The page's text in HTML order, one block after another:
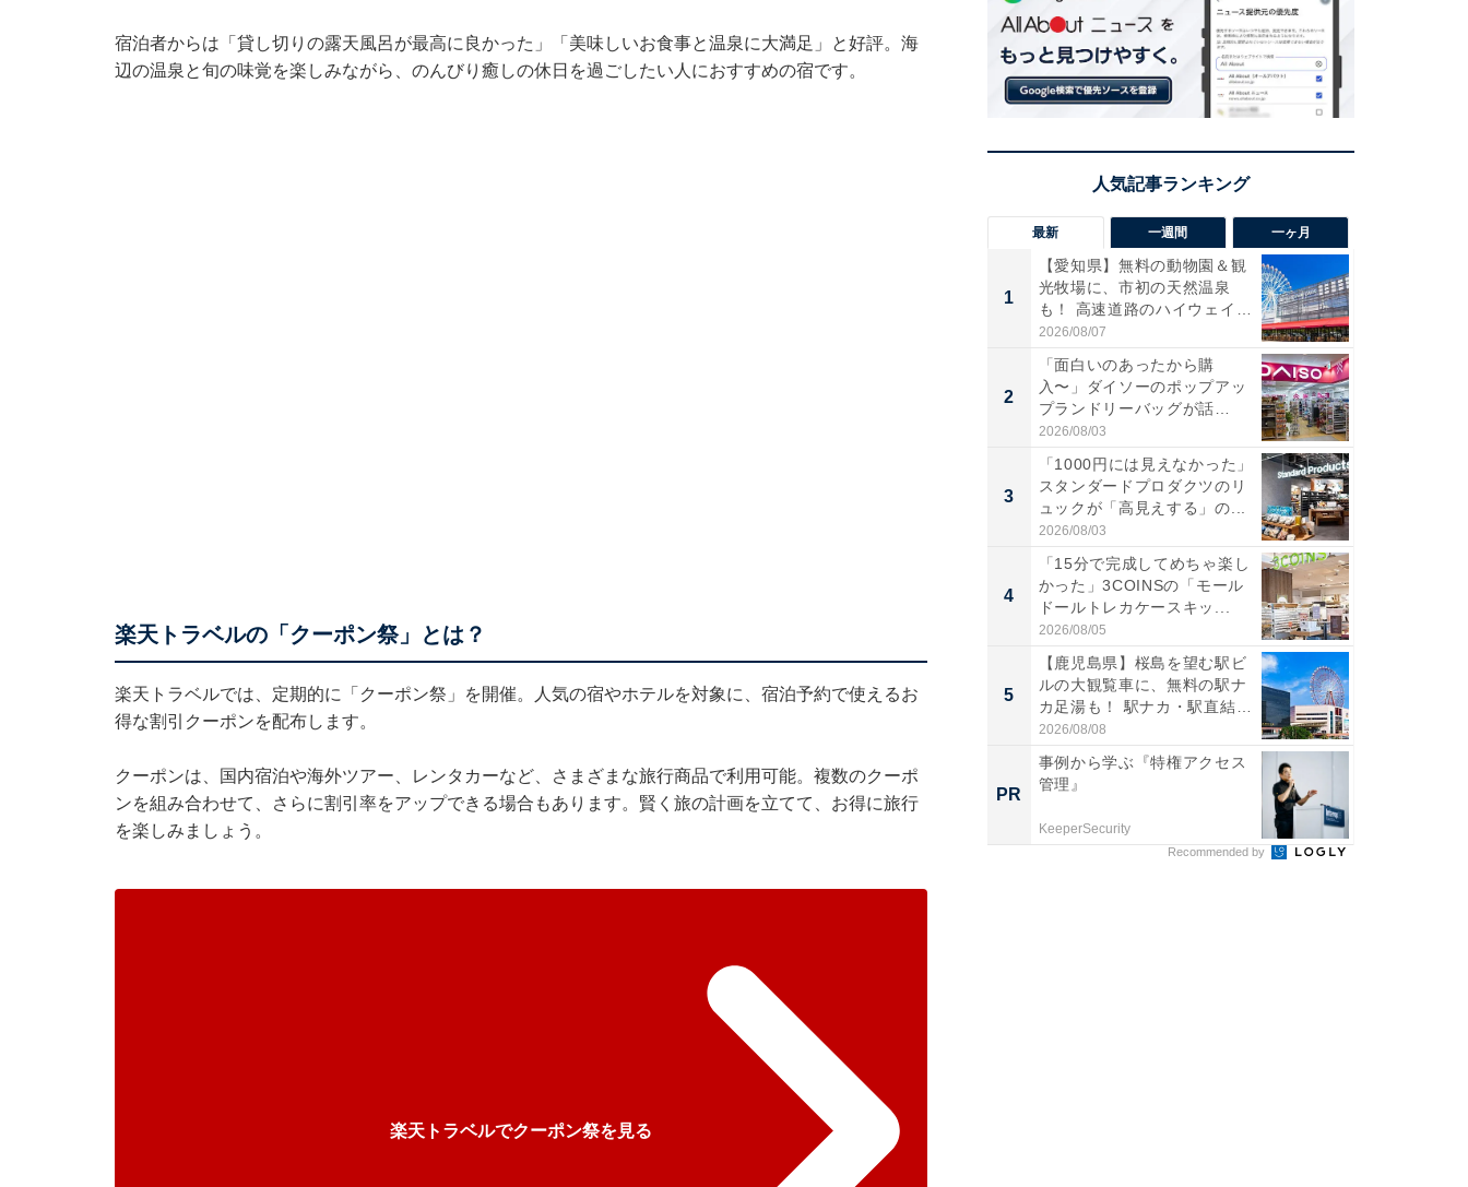
宿泊者からは「貸し切りの露天風呂が最高に良かった」「美味しいお食事と温泉に大満足」と好評。海
辺の温泉と旬の味覚を楽しみながら、のんびり癒しの休日を過ごしたい人におすすめの宿です。
楽天トラベルの「クーポン祭」とは？
楽天トラベルでは、定期的に「クーポン祭」を開催。人気の宿やホテルを対象に、宿泊予約で使えるお
得な割引クーポンを配布します。
クーポンは、国内宿泊や海外ツアー、レンタカーなど、さまざまな旅行商品で利用可能。複数のクーポ
ンを組み合わせて、さらに割引率をアップできる場合もあります。賢く旅の計画を立てて、お得に旅行
を楽しみましょう。
楽天トラベルでクーポン祭を見る
最新 一週間 一ヶ月
1
【愛知県】無料の動物園＆観
光牧場に、市初の天然温泉
も！ 高速道路のハイウェイオ
ア...
2026/08/07
2
「面白いのあったから購
入〜」ダイソーのポップアッ
プランドリーバッグが話
題。“さま...
2026/08/03
3
「1000円には見えなかった」
スタンダードプロダクツのリ
ュックが「高見えする」の...
2026/08/03
4
「15分で完成してめちゃ楽し
かった」3COINSの「モール
ドールトレカケースキッ...
2026/08/05
5
【鹿児島県】桜島を望む駅ビ
ルの大観覧車に、無料の駅ナ
カ足湯も！ 駅ナカ・駅直結
ス...
2026/08/08
PR
事例から学ぶ『特権アクセス
管理』
KeeperSecurity
Recommended by